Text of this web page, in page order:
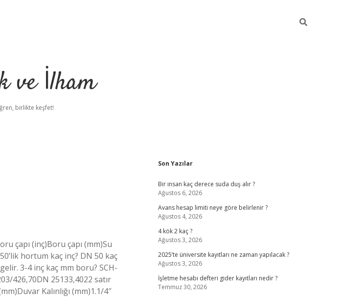
ve İlham
birlikte keşfet!
çapı (inç)Boru çapı (mm)Su
hortum kaç inç? DN 50 kaç
3-4 inç kaç mm boru? SCH-
426,70DN 25133,4022 satır
Kalınlığı (mm)1.1/4″
Sidebar
Son Yazılar
Bir insan kaç derece suda duş alır ?
Ağustos 6, 2026
Avans hesap limiti neye göre belirlenir ?
Ağustos 4, 2026
4 kök 2 kaç ?
Ağustos 3, 2026
2025’te üniversite kayıtları ne zaman yapılacak ?
Ağustos 3, 2026
İşletme hesabı defteri gider kayıtları nedir ?
Temmuz 30, 2026